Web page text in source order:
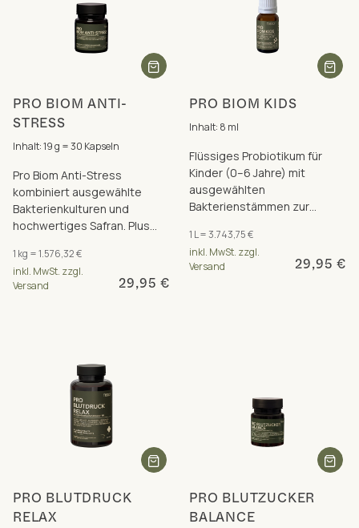
PRO BIOM ANTI-
STRESS
Inhalt: 19 g = 30 Kapseln
Pro Biom Anti-Stress
kombiniert ausgewählte
Bakterienkulturen und
hochwertiges Safran. Plus
Psyche und Regeneration.
1 kg = 1.576,32 €
inkl. MwSt. zzgl.
Versand
29,95 €
PRO BIOM KIDS
Inhalt: 8 ml
Flüssiges Probiotikum für
Kinder (0–6 Jahre) mit
ausgewählten
Bakterienstämmen zur
Darmaufbau und
Immunsystem
1 L = 3.743,75 €
inkl. MwSt. zzgl.
Versand
29,95 €
PRO BLUTDRUCK
RELAX
PRO BLUTZUCKER
BALANCE